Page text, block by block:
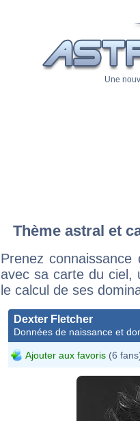
Une
Thème astral et
Prenez
avec sa carte du ciel,
le calcul de ses
Dexter Fletcher
Données de naissance et
Ajouter aux favoris (6